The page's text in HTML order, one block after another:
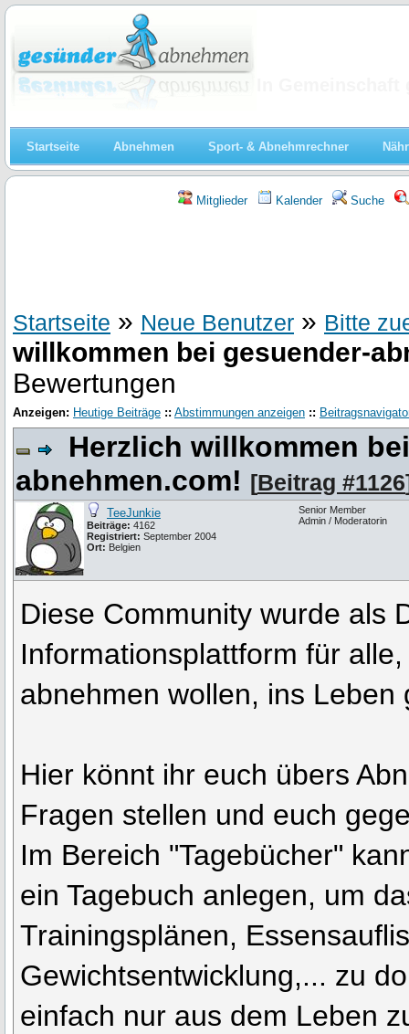
Startseite Abnehmen Sport- & Abnehmrechner
Mitglieder Kalender Suche
Startseite » Neue Benutzer » Bitte
willkommen bei gesuender-
Bewertungen
Anzeigen: Heutige Beiträge :: Abstimmungen anzeigen ::
Herzlich willkommen
abnehmen.com! [Beitrag #1126
TeeJunkie
Beiträge: 4162
Registriert: September 2004
Ort: Belgien
Senior Member
Admin / Moderatorin
Diese Community wurde als
Informationsplattform für
abnehmen wollen, ins Leben
Hier könnt ihr euch übers
Fragen stellen und euch
Im Bereich "Tagebücher"
ein Tagebuch anlegen, um
Trainingsplänen,
Gewichtsentwicklung,... zu
einfach nur aus dem Leben